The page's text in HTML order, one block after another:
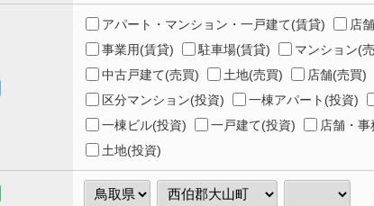
アパート・マンション・一戸建て(賃貸) 店
事業用(賃貸)
駐車場(賃貸) マンション(
中古戸建て(売買)
土地(売買) 店舗(売買)
区分マンション(投資)
一棟アパート(投資)
一棟ビル(投資)
一戸建て(投資) 店舗・
土地(投資)